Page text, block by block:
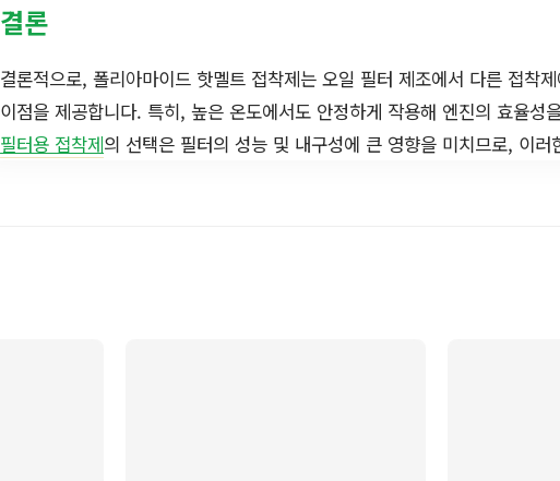
결론
결론적으로, 폴리아마이드 핫멜트 접착제는 오일 필터 제조에서 다른 접착
이점을 제공합니다. 특히, 높은 온도에서도 안정하게 작용해 엔진의 효율성
필터용 접착제의 선택은 필터의 성능 및 내구성에 큰 영향을 미치므로, 이